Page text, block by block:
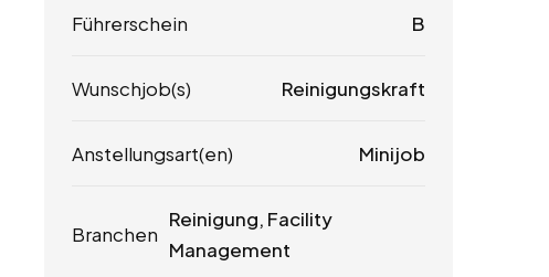
Führerschein B
Wunschjob(s) Reinigungskraft
Anstellungsart(en) Minijob
Branchen
Reinigung, Facility
Management